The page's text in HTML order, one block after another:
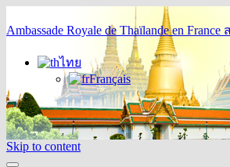
Ambassade Royale de Thaïlande en France
ไทย
Français
Skip to content